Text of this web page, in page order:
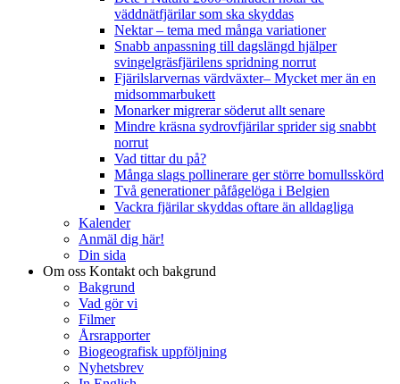
väddnätfjärilar som ska skyddas
Nektar – tema med många variationer
Snabb anpassning till dagslängd hjälper
svingelgräsfjärilens spridning norrut
Fjärilslarvernas värdväxter– Mycket mer än en
midsommarbukett
Monarker migrerar söderut allt senare
Mindre kräsna sydrovfjärilar sprider sig snabbt
norrut
Vad tittar du på?
Många slags pollinerare ger större bomullsskörd
Två generationer påfågelöga i Belgien
Vackra fjärilar skyddas oftare än alldagliga
Kalender
Anmäl dig här!
Din sida
Om oss Kontakt och bakgrund
Bakgrund
Vad gör vi
Filmer
Årsrapporter
Biogeografisk uppföljning
Nyhetsbrev